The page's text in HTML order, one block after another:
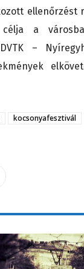
a városban
–
kocsonyafesztivál